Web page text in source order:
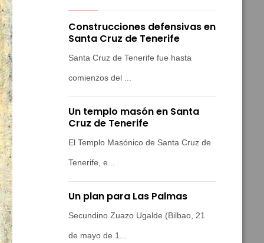
Construcciones defensivas en
Santa Cruz de Tenerife
Santa Cruz de Tenerife fue hasta
comienzos del ...
Un templo masón en Santa
Cruz de Tenerife
El Templo Masónico de Santa Cruz de
Tenerife, e...
Un plan para Las Palmas
Secundino Zuazo Ugalde (Bilbao, 21
de mayo de 1...